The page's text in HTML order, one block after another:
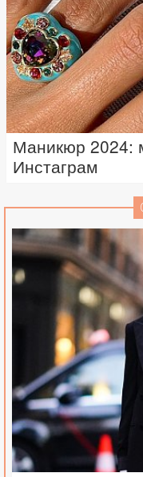
Маникюр 2024:
Инстаграм